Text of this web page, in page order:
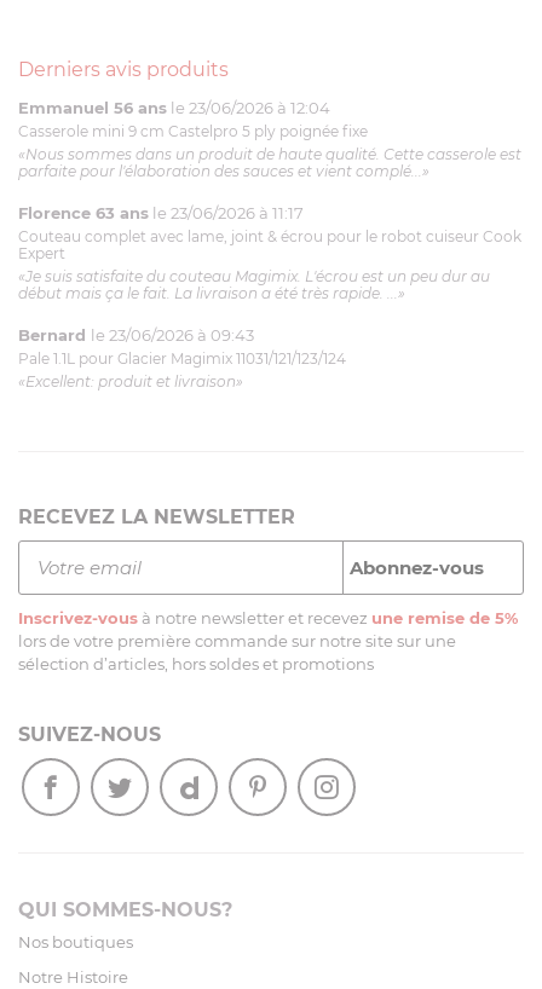
Derniers avis produits
Emmanuel 56 ans le 23/06/2026 à 12:04
Casserole mini 9 cm Castelpro 5 ply poignée fixe
«Nous sommes dans un produit de haute qualité. Cette casserole est
parfaite pour l'élaboration des sauces et vient complé...»
Florence 63 ans le 23/06/2026 à 11:17
Couteau complet avec lame, joint & écrou pour le robot cuiseur Cook
Expert
«Je suis satisfaite du couteau Magimix. L'écrou est un peu dur au
début mais ça le fait. La livraison a été très rapide. ...»
Bernard le 23/06/2026 à 09:43
Pale 1.1L pour Glacier Magimix 11031/121/123/124
«Excellent: produit et livraison»
RECEVEZ LA NEWSLETTER
Inscrivez-vous à notre newsletter et recevez une remise de 5%
lors de votre première commande sur notre site sur une
sélection d’articles, hors soldes et promotions
SUIVEZ-NOUS
QUI SOMMES-NOUS?
Nos boutiques
Notre Histoire